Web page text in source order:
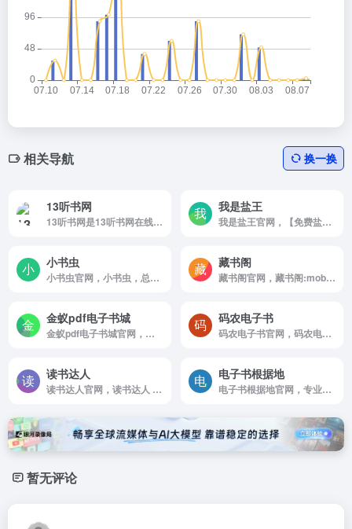
相关导航 换一换
13听书网
13听书网是13听书网在线听书网提供最新最全热门有声小说,有声读物,评书有声小说每日更新,支持自动连播,无弹窗,13听书网在线听书网为你释放双眼，用耳朵享受阅读的乐趣!
我是盐王
我是盐王官网，【免费盐选故事在线阅读】精选知乎盐选专栏文章，一键获取，无需付费。免费小说在线阅读，故事搬运工。免费分享盐选文章，阅读知乎盐选故事搬运工的免费网站。盐选故事搬运工，尽情畅读盐选专栏，免费在线阅读优质盐选故事。为您呈现精彩纷呈的盐选世界。
小书虫
小书虫官网，小书虫，总有一本适合你的专业书籍。
藏书阁
藏书阁官网，藏书阁:mobi，pdf，epub，azw3，电子书下载，kindle电子书，手机电子书
金蚁pdf电子书城
金蚁pdf电子书城官网，金蚁pdf电子书城主要提供计算机书籍，pdf下载，外国小说，国内电子书，工业农业，经济文学，政治历史等各方面的书籍资料
码农电子书
码农电子书官网，码农电子书(已停更) &amp;amp;#8211; 开源计算机电子书下载平台
读书达人
读书达人官网，读书达人 &amp;amp;#8211; -pdf，txt，mobi，kindle，epub电子书免费下载
电子书根据地
电子书根据地官网，专业的电子书下载网站，kindle，epub，azw3，mobi，pdf，txt格式下载，电子书，小说文学，经济管理，传记，军事，历史，心理，教材辅助，外语学习等中英文电子书下载。
暂无评论